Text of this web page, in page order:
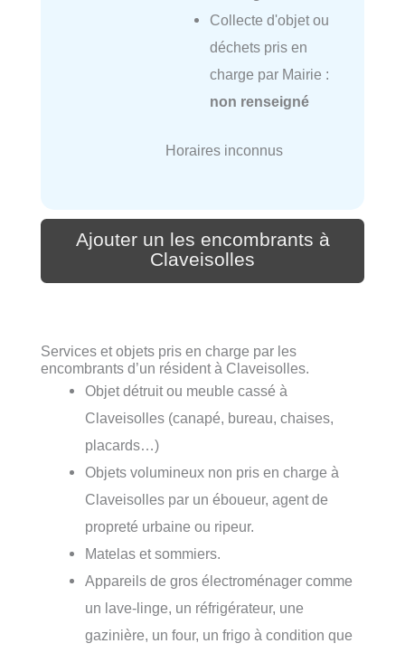
Collecte d'objet ou
déchets pris en
charge par Mairie :
non renseigné
Horaires inconnus
Ajouter un les encombrants à
Claveisolles
Services et objets pris en charge par les
encombrants d’un résident à Claveisolles.
Objet détruit ou meuble cassé à
Claveisolles (canapé, bureau, chaises,
placards…)
Objets volumineux non pris en charge à
Claveisolles par un éboueur, agent de
propreté urbaine ou ripeur.
Matelas et sommiers.
Appareils de gros électroménager comme
un lave-linge, un réfrigérateur, une
gazinière, un four, un frigo à condition que